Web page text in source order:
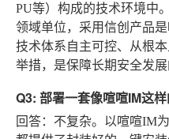
PU等）构成的技术环境中
领域单位，采用信创产品
技术体系自主可控、从根
举措，是保障长期安全发展
Q3: 部署一套像喧喧IM这样
回答：不复杂。以喧喧IM